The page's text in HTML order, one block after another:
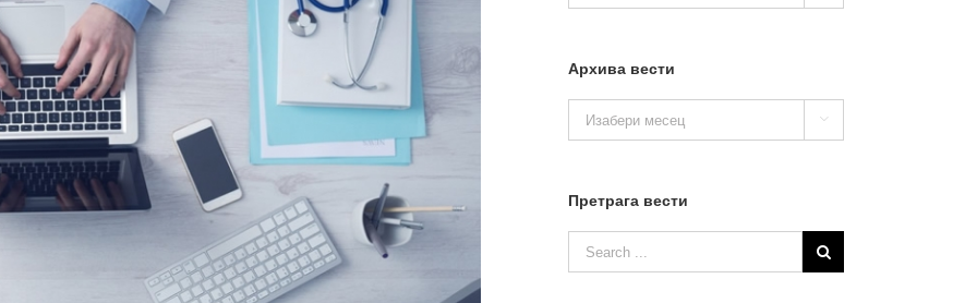
Архива вести
вести

Претрага вести